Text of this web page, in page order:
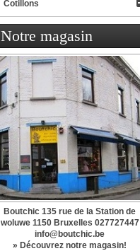
Cotillons
Notre magasin
Boutchic 135 rue de la Station de
woluwe 1150 Bruxelles 027727447
info@boutchic.be
» Découvrez notre magasin!